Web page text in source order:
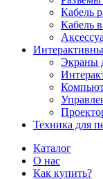
Кабель
Кабель
Экраны
Техника для
Каталог
О нас
Как купить?